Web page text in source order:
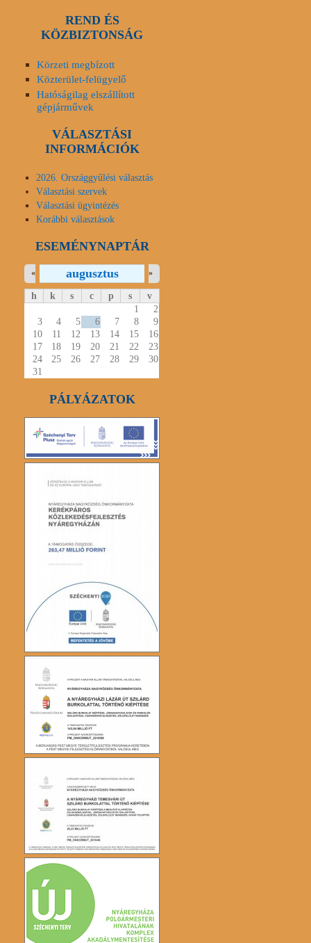
REND ÉS
KÖZBIZTONSÁG
Körzeti megbízott
Közterület-felügyelő
Hatóságilag elszállított
gépjárművek
VÁLASZTÁSI
INFORMÁCIÓK
2026. Országgyűlési választás
Választási szervek
Választási ügyintézés
Korábbi választások
ESEMÉNYNAPTÁR
augusztus
« »
h k s c p s
v
1
2
3
4 5 6 7 8
9
10
11 12 13 14 15
16
17
18 19 20 21 22
23
24
25 26 27 28 29
30
31
PÁLYÁZATOK